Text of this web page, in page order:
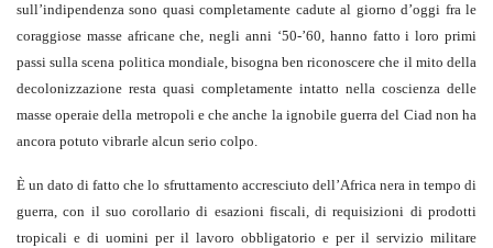
sull’indipendenza sono quasi completamente cadute al giorno d’oggi fra le
coraggiose masse africane che, negli anni ‘50-’60, hanno fatto i loro primi
passi sulla scena politica mondiale, bisogna ben riconoscere che il mito della
decolonizzazione resta quasi completamente intatto nella coscienza delle
masse operaie della metropoli e che anche la ignobile guerra del Ciad non ha
ancora potuto vibrarle alcun serio colpo.
È un dato di fatto che lo sfruttamento accresciuto dell’Africa nera in tempo di
guerra, con il suo corollario di esazioni fiscali, di requisizioni di prodotti
tropicali e di uomini per il lavoro obbligatorio e per il servizio militare